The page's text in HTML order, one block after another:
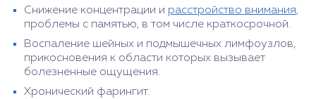
Снижение концентрации и расстройство внимания,
проблемы с памятью, в том числе краткосрочной.
Воспаление шейных и подмышечных лимфоузлов,
прикосновения к области которых вызывает
болезненные ощущения.
Хронический фарингит.